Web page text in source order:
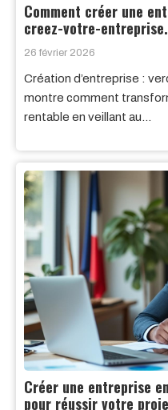
Comment créer une
creez-votre-
26 février 2026
Création d’entreprise :
montre comment
rentable en veillant au…
Créer une entreprise
pour réussir votre